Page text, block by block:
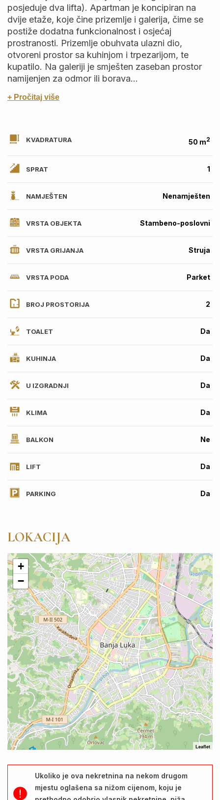
posjeduje dva lifta). Apartman je koncipiran na
dvije etaže, koje čine prizemlje i galerija, čime se
postiže dodatna funkcionalnost i osjećaj
prostranosti. Prizemlje obuhvata ulazni dio,
otvoreni prostor sa kuhinjom i trpezarijom, te
kupatilo. Na galeriji je smješten zaseban prostor
namijenjen za odmor ili borava...
+ Pročitaj više
KVADRATURA 50 m2
SPRAT 1
NAMJEŠTEN Nenamješten
VRSTA OBJEKTA Stambeno-poslovni
VRSTA GRIJANJA Struja
VRSTA PODA Parket
BROJ PROSTORIJA 2
TOALET Da
KUHINJA Da
U IZGRADNJI Da
KLIMA Da
BALKON Ne
LIFT Da
PARKING Da
LOKACIJA
+
−
Leaflet
Ukoliko je ova nekretnina na nekom drugom
mjestu oglašena sa nižom cijenom, koju je